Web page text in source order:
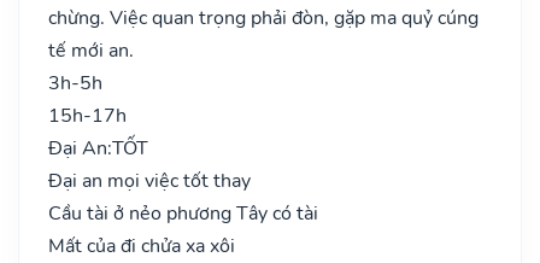
chừng. Việc quan trọng phải đòn, gặp ma quỷ cúng
tế mới an.
3h-5h
15h-17h
Đại An:TỐT
Đại an mọi việc tốt thay
Cầu tài ở nẻo phương Tây có tài
Mất của đi chửa xa xôi